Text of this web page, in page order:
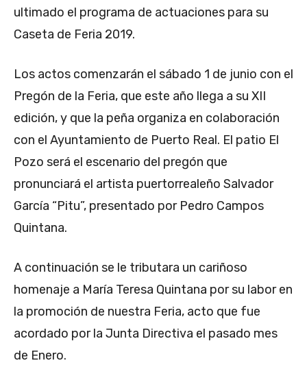
ultimado el programa de actuaciones para su
Caseta de Feria 2019.
Los actos comenzarán el sábado 1 de junio con el
Pregón de la Feria, que este año llega a su XII
edición, y que la peña organiza en colaboración
con el Ayuntamiento de Puerto Real. El patio El
Pozo será el escenario del pregón que
pronunciará el artista puertorrealeño Salvador
García “Pitu”, presentado por Pedro Campos
Quintana.
A continuación se le tributara un cariñoso
homenaje a María Teresa Quintana por su labor en
la promoción de nuestra Feria, acto que fue
acordado por la Junta Directiva el pasado mes
de Enero.